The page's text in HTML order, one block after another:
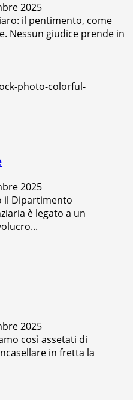
2025
il pentimento, come
Nessun giudice prende in
2025
il Dipartimento
è legato a un
2025
così assetati di
in fretta la